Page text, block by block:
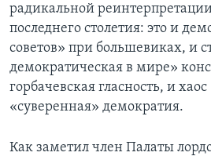
радикальной
последнего столетия: это и
советов» при большевиках, и
демократическая в мире»
горбачевская гласность, и
«суверенная» демократия.
Как заметил член Палаты